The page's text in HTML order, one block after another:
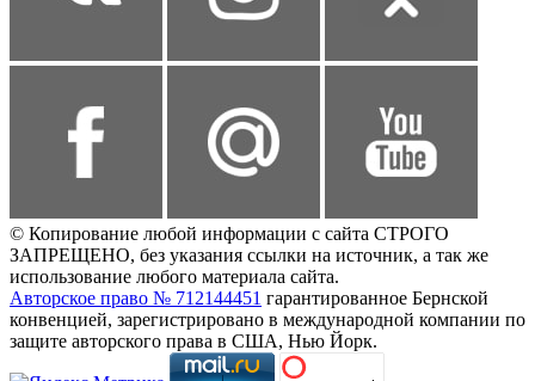
© Копирование любой информации с сайта СТРОГО
ЗАПРЕЩЕНО, без указания ссылки на источник, а так же
использование любого материала сайта.
Авторское право № 712144451 гарантированное Бернской
конвенцией, зарегистрировано в международной компании по
защите авторского права в США, Нью Йорк.